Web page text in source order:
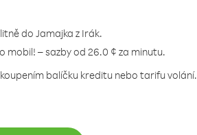
do Jamajka z Irák.
mobil! – sazby od 26.0 ¢ za minutu.
balíčku kreditu nebo tarifu volání.